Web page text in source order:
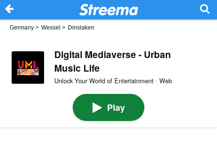
Germany > Wessel > Dinslaken
Digital Mediaverse - Urban
Music Life
Unlock Your World of Entertainment · Web
Play